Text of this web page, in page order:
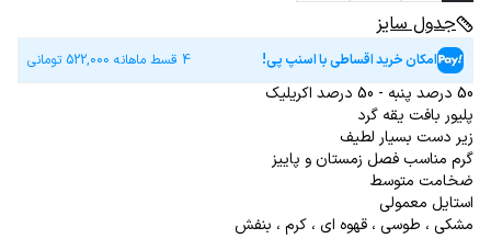
جدول سایز
امکان خرید اقساطی با اسنپ پی! 4 قسط ماهانه 522,000 تومانی
50 درصد پنبه - 50 درصد اکریلیک
پلیور بافت یقه گرد
زیر دست بسیار لطیف
گرم مناسب فصل زمستان و پاییز
ضخامت متوسط
استایل معمولی
مشکی ، طوسی ، قهوه ای ، کرم ، بنفش